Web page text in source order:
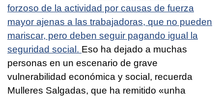
forzoso de la actividad por causas de fuerza
mayor ajenas a las trabajadoras, que no pueden
mariscar, pero deben seguir pagando igual la
seguridad social. Eso ha dejado a muchas
personas en un escenario de grave
vulnerabilidad económica y social, recuerda
Mulleres Salgadas, que ha remitido «unha